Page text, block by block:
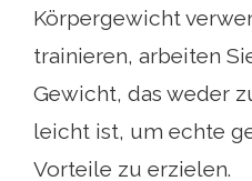
Körpergewicht
trainieren, arbeiten
Gewicht, das weder
leicht ist, um echte
Vorteile zu erzielen.